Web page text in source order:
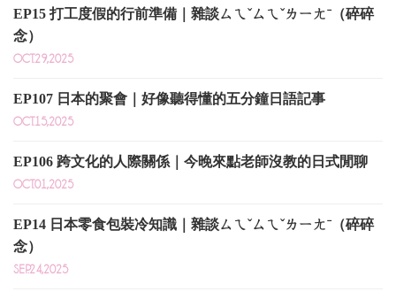
EP15 打工度假的行前準備｜雜談ㄙㄟˇㄙㄟˇㄌㄧㄤˉ（碎碎
念）
OCT.29,2025
EP107 日本的聚會｜好像聽得懂的五分鐘日語記事
OCT.15,2025
EP106 跨文化的人際關係｜今晚來點老師沒教的日式閒聊
OCT.01,2025
EP14 日本零食包裝冷知識｜雜談ㄙㄟˇㄙㄟˇㄌㄧㄤˉ（碎碎
念）
SEP.24,2025